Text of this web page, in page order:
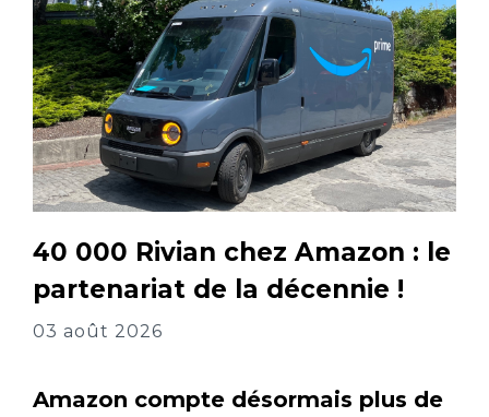
40 000 Rivian chez Amazon : le
partenariat de la décennie !
03 août 2026
Amazon compte désormais plus de